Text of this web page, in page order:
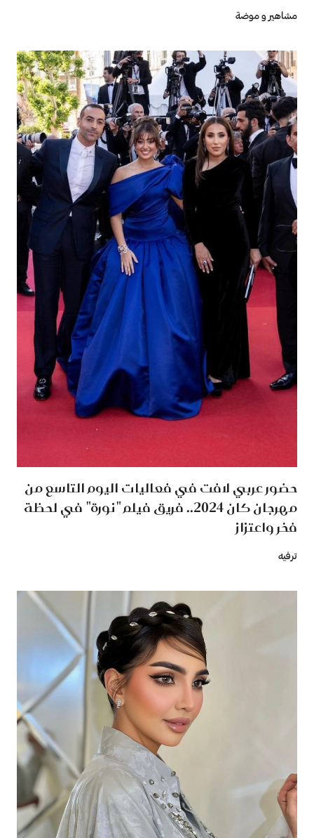
مشاهير و موضة
حضور عربي لافت في فعاليات اليوم التاسع من
مهرجان كان 2024.. فريق فيلم "نورة" في لحظة
فخر واعتزاز
ترفيه